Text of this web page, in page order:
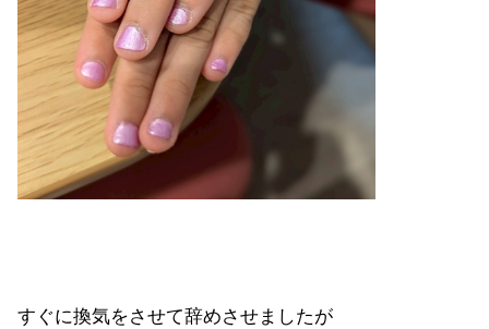
すぐに換気をさせて辞めさせましたが